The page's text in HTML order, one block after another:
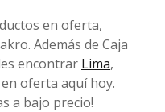
en oferta,
Además de Caja
encontrar Lima,
en oferta aquí hoy.
a bajo precio!